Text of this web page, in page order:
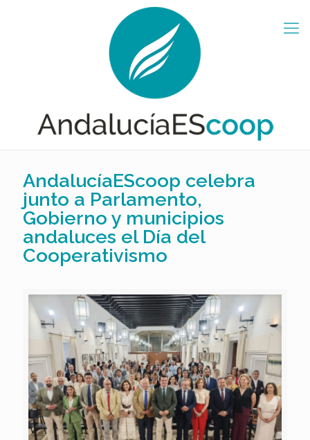
AndalucíaEScoop celebra
junto a Parlamento,
Gobierno y municipios
andaluces el Día del
Cooperativismo